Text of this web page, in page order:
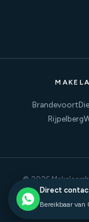
Brandevoort
Rijpelberg
© 2026
Direct
Bereikbaar